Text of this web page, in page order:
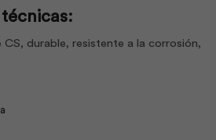
CS, durable, resistente a la corrosión,